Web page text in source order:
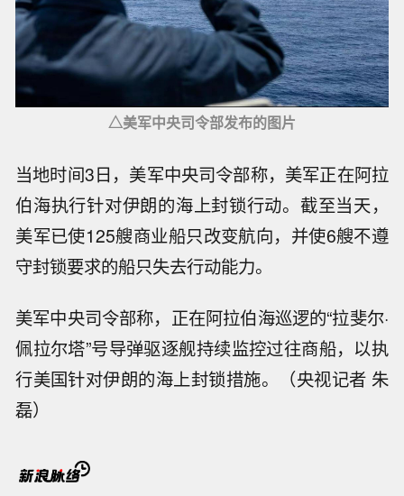
△美军中央司令部发布的图片
当地时间3日，美军中央司令部称，美军正在阿拉
伯海执行针对伊朗的海上封锁行动。截至当天，
美军已使125艘商业船只改变航向，并使6艘不遵
守封锁要求的船只失去行动能力。
美军中央司令部称，正在阿拉伯海巡逻的“拉斐尔·
佩拉尔塔”号导弹驱逐舰持续监控过往商船，以执
行美国针对伊朗的海上封锁措施。（央视记者 朱
磊）